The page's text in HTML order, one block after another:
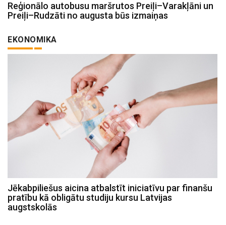
Reģionālo autobusu maršrutos Preiļi–Varakļāni un
Preiļi–Rudzāti no augusta būs izmaiņas
EKONOMIKA
Jēkabpiliešus aicina atbalstīt iniciatīvu par finanšu
pratību kā obligātu studiju kursu Latvijas
augstskolās